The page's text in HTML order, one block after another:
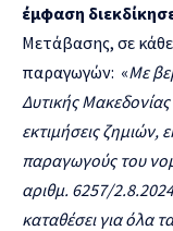
έμφαση
Μετάβασης, σε
παραγωγών: «Με
Δυτικής
εκτιμήσεις
παραγωγούς του
αριθμ. 6257/
καταθέσει για όλα